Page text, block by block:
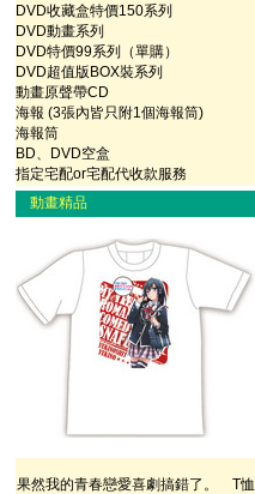
DVD收藏盒特價150系列
DVD動畫系列
DVD特價99系列（單購）
DVD超值版BOX裝系列
動畫原聲帶CD
海報 (3張內皆只附1個海報筒)
海報筒
BD、DVD空盒
指定宅配or宅配代收款服務
動畫精品
果然我的青春戀愛喜劇搞錯了。 T恤